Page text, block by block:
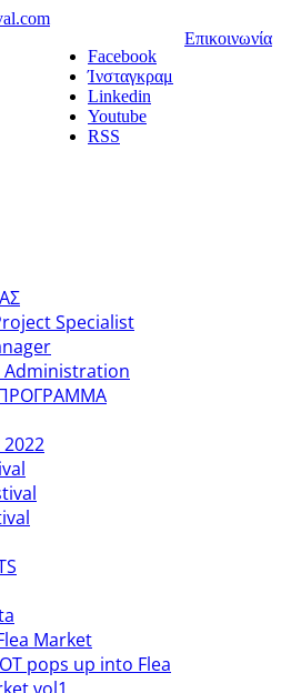
Επικοινωνία
Facebook
Ίνσταγκραμ
Linkedin
Youtube
RSS
Specialist
Administration
2022
Market
pops up into Flea